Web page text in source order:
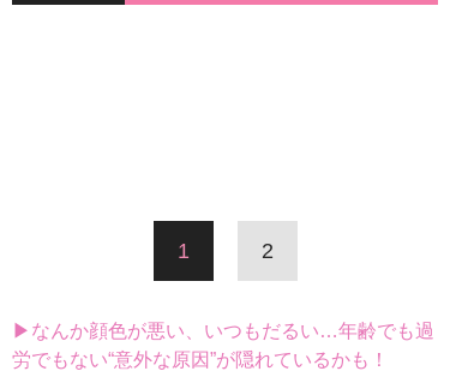
1 2
▶なんか顔色が悪い、いつもだるい…年齢でも過
労でもない“意外な原因”が隠れているかも！